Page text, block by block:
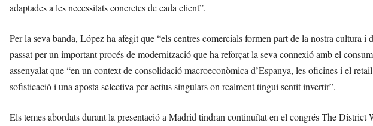
adaptades a les necessitats concretes de cada client”.
Per la seva banda, López ha afegit que “els centres comercials formen part de la nostra cultura i
passat per un important procés de modernització que ha reforçat la seva connexió amb el
assenyalat que “en un context de consolidació macroeconòmica d’Espanya, les oficines i el
sofisticació i una aposta selectiva per actius singulars on realment tingui sentit invertir”.
Els temes abordats durant la presentació a Madrid tindran continuïtat en el congrés The District